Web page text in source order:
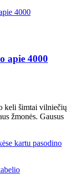
apie 4000
keli šimtai vilniečių
žmonės. Gausus
kartu pasodino